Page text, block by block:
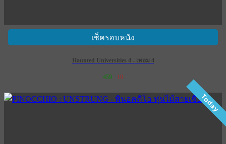
เช็ครอบหนัง
Haunted Universities 4 - เทอม 4
459 10
Today